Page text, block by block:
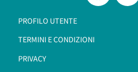
PROFILO UTENTE
TERMINI E CONDIZIONI
PRIVACY